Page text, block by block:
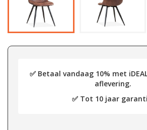
✅ Betaal vandaag 10% met
aflevering.
✅ Tot 10 jaar